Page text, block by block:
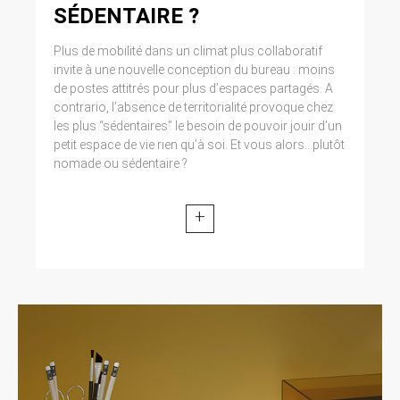
SÉDENTAIRE ?
Plus de mobilité dans un climat plus collaboratif
invite à une nouvelle conception du bureau : moins
de postes attitrés pour plus d’espaces partagés. A
contrario, l’absence de territorialité provoque chez
les plus “sédentaires” le besoin de pouvoir jouir d’un
petit espace de vie rien qu’à soi. Et vous alors...plutôt
nomade ou sédentaire ?
+
Cliquez en haut à droite du navigateur sur le
pictogramme de menu (symbolisé par trois
lignes horizontales). Sélectionnez Paramètres.
Cliquez sur Afficher les paramètres avancés.
Dans la section ‘Confidentialité’, cliquez sur
préférences. Dans l’onglet ‘Confidentialité’,
vous pouvez bloquer les cookies.
9. DROIT APPLICABLE ET
JURIDICTION.
CONCERNÉES.
Loi n° 78-17 du 6 janvier 1978, notamment